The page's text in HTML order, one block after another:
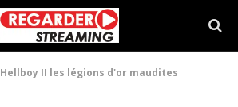
Hellboy II les légions d'or maudites